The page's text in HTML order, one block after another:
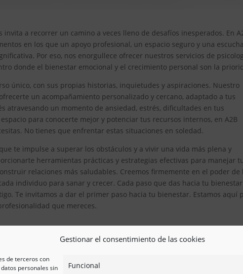
Gestionar el consentimiento de las cookies
de terceros con
personales sin
Funcional
invita a recorrer un camino a veces lleno de desafíos inesperados. En
en los que un apoyo profesional, un espacio seguro y una
Por eso, nos enorgullece ofrecer nuestros servicios de
donde el bienestar emocional y el crecimiento personal son la
único, con sus propias historias, inquietudes y aspiraciones. Nuestro
un acompañamiento personalizado y cercano, adaptado a tus
atravesando un momento de ansiedad, estrés, dificultades en tus
para conocerte mejor y potenciar tus recursos internos, en A2B
No tienes que enfrentar estas situaciones en soledad.
te impulse a superar los obstáculos y a vivir una vida más plena y
herramientas prácticas y estrategias efectivas para manejar
relaciones más saludables. Creemos firmemente en el poder de
individuo para sanar y crecer. Cada paso que das hacia tu
Te invitamos a dar el primer paso hacia tu bienestar. Estamos aquí
que mereces.